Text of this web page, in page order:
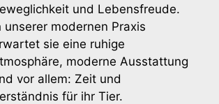
und Lebensfreude.
unserer modernen Praxis
sie eine ruhige
moderne Ausstattung
vor allem: Zeit und
für ihr Tier.